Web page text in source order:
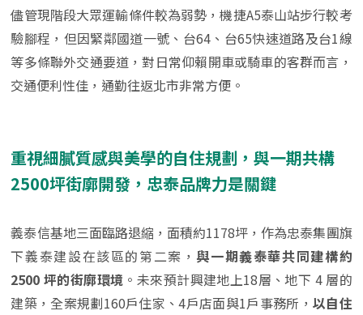
儘管現階段大眾運輸條件較為弱勢，機捷A5泰山站步行較考
驗腳程，但因緊鄰國道一號、台64、台65快速道路及台1線
等多條聯外交通要道，對日常仰賴開車或騎車的客群而言，
交通便利性佳，通勤往返北市非常方便。
重視細膩質感與美學的自住規劃，與一期共構
2500坪街廓開發，忠泰品牌力是關鍵
義泰信基地三面臨路退縮，面積約1178坪，作為忠泰集團旗
下義泰建設在該區的第二案， 與一期義泰華共同建構約
2500 坪的街廓環境 。未來預計興建地上18層、地下 4 層的
建築，全案規劃160戶住家、4戶店面與1戶事務所， 以自住